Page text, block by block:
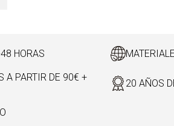
HORAS
A PARTIR DE 90€ +
20 AÑOS